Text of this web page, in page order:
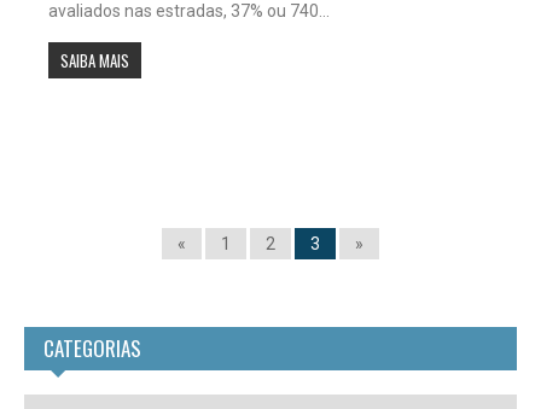
avaliados nas estradas, 37% ou 740...
SAIBA MAIS
« 1 2 3 »
CATEGORIAS